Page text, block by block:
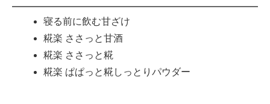
寝る前に飲む甘ざけ
糀楽 ささっと甘酒
糀楽 ささっと糀
糀楽 ぱぱっと糀しっとりパウダー